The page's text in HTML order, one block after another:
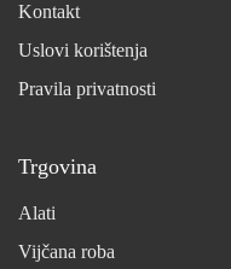
Kontakt
Uslovi korištenja
Pravila privatnosti
Trgovina
Alati
Vijčana roba